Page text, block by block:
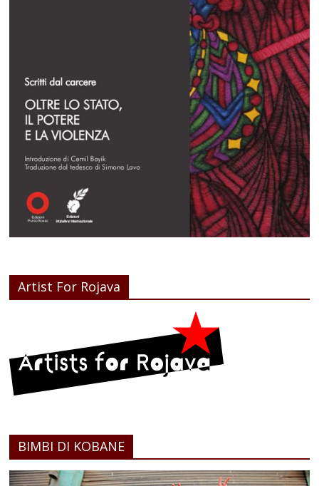
Artist For Rojava
BIMBI DI KOBANE